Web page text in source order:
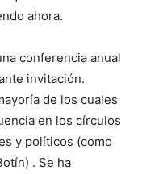
ahora.
conferencia anual
invitación.
de los cuales
en los círculos
y políticos (como
. Se ha